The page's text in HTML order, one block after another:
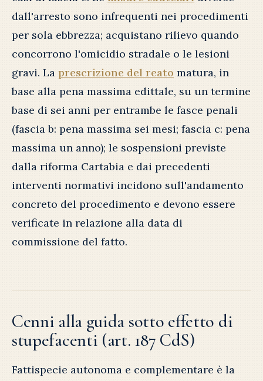
dall'arresto sono infrequenti nei procedimenti
per sola ebbrezza; acquistano rilievo quando
concorrono l'omicidio stradale o le lesioni
gravi. La prescrizione del reato matura, in
base alla pena massima edittale, su un termine
base di sei anni per entrambe le fasce penali
(fascia b: pena massima sei mesi; fascia c: pena
massima un anno); le sospensioni previste
dalla riforma Cartabia e dai precedenti
interventi normativi incidono sull'andamento
concreto del procedimento e devono essere
verificate in relazione alla data di
commissione del fatto.
Cenni alla guida sotto effetto di
stupefacenti (art. 187 CdS)
Fattispecie autonoma e complementare è la